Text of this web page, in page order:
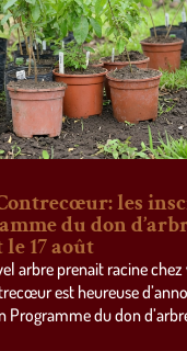
les
du don
17 août
arbre prenait racine chez
est heureuse
Programme du don